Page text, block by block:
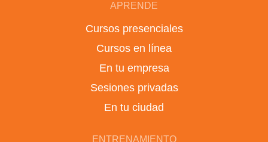
APRENDE
Cursos presenciales
Cursos en línea
En tu empresa
Sesiones privadas
En tu ciudad
ENTRENAMIENTO